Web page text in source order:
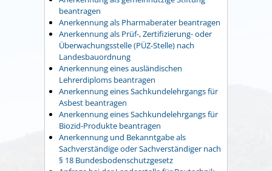
beantragen
Anerkennung als Pharmaberater beantragen
Anerkennung als Prüf-, Zertifizierung- oder
Überwachungsstelle (PÜZ-Stelle) nach
Landesbauordnung
Anerkennung eines ausländischen
Lehrerdiploms beantragen
Anerkennung eines Sachkundelehrgangs für
Asbest beantragen
Anerkennung eines Sachkundelehrgangs für
Biozid-Produkte beantragen
Anerkennung und Bekanntgabe als
Sachverständige oder Sachverständiger nach
§ 18 Bundesbodenschutzgesetz